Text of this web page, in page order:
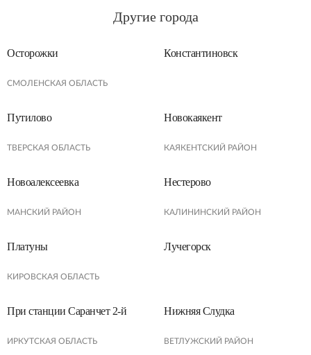
Другие города
Осторожки
СМОЛЕНСКАЯ ОБЛАСТЬ
Константиновск
Путилово
ТВЕРСКАЯ ОБЛАСТЬ
Новокаякент
КАЯКЕНТСКИЙ РАЙОН
Новоалексеевка
МАНСКИЙ РАЙОН
Нестерово
КАЛИНИНСКИЙ РАЙОН
Платуны
КИРОВСКАЯ ОБЛАСТЬ
Лучегорск
При станции Саранчет 2-й
ИРКУТСКАЯ ОБЛАСТЬ
Нижняя Слудка
ВЕТЛУЖСКИЙ РАЙОН